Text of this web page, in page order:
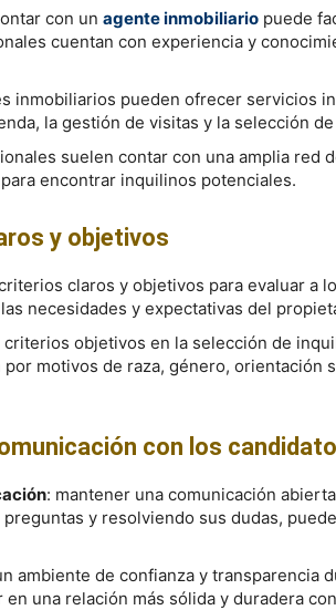
con un agente inmobiliario puede
cuentan con experiencia y
inmobiliarios pueden ofrecer servicios
la gestión de visitas y la selección
suelen contar con una amplia red
encontrar inquilinos potenciales.
y objetivos
claros y objetivos para evaluar a
necesidades y expectativas del
criterios objetivos en la selección de
motivos de raza, género, orientación
con los
: mantener una comunicación
y resolviendo sus dudas,
ambiente de confianza y transparencia
una relación más sólida y duradera